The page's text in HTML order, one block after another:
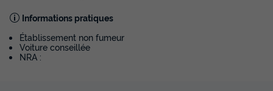
Informations pratiques
Établissement non fumeur
Voiture conseillée
NRA :